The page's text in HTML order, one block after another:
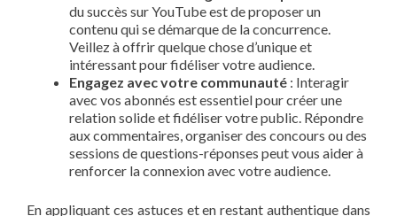
du succès sur⁣ YouTube est de proposer un
contenu ‌qui se démarque de la concurrence.⁣
Veillez à offrir quelque chose d’unique et
intéressant pour fidéliser votre audience.
Engagez avec votre communauté : Interagir
avec vos⁣ abonnés⁢ est essentiel pour créer une
relation ‍solide et fidéliser ‍votre ⁤public. Répondre
aux commentaires, organiser des ⁢concours ou des
sessions de​ questions-réponses⁢ peut vous aider à
renforcer la ⁤connexion avec⁢ votre audience.
En appliquant ⁣ces‍ astuces et⁣ en restant authentique dans